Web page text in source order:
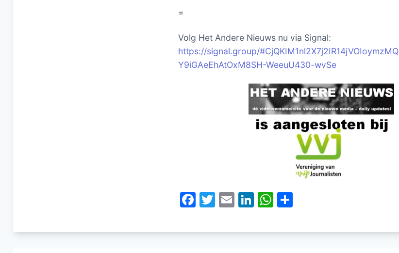
=
Volg Het Andere Nieuws nu via Signal:
https://signal.group/
Y9iGAeEhAtOxM8SH-WeeuU430-wvSe
F
c
T
itt
E
ai
Li
k
W
at e